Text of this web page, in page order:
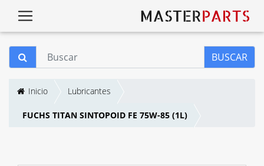
BUSCAR
Inicio Lubricantes
FUCHS TITAN SINTOPOID FE 75W-85 (1L)